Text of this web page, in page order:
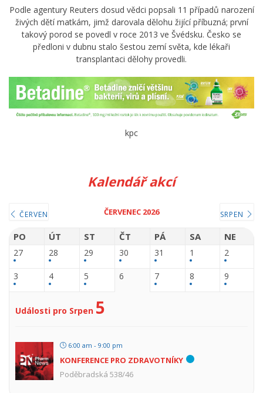
Podle agentury Reuters dosud vědci popsali 11 případů narození
živých dětí matkám, jimž darovala dělohu žijící příbuzná; první
takový porod se povedl v roce 2013 ve Švédsku. Česko se
předloni v dubnu stalo šestou zemí světa, kde lékaři
transplantaci dělohy provedli.
kpc
Kalendář akcí
ČERVEN ČERVENEC 2026 SRPEN
PO ÚT ST ČT PÁ SA NE
27 28 29 30 31 1 2
3 4 5 6 7 8 9
Události pro Srpen 5
6:00 am - 9:00 pm
KONFERENCE PRO ZDRAVOTNÍKY
Poděbradská 538/46